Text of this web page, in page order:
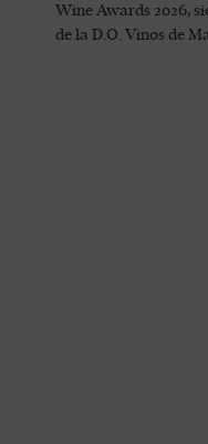
Wine Awards 2026,
de la D.O. Vinos de